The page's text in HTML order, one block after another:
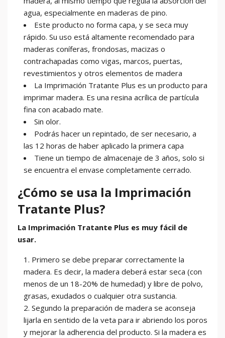
agua, especialmente en maderas de pino.
Este producto no forma capa, y se seca muy
rápido. Su uso está altamente recomendado para
maderas coníferas, frondosas, macizas o
contrachapadas como vigas, marcos, puertas,
revestimientos y otros elementos de madera
La Imprimación Tratante Plus es un producto para
imprimar madera. Es una resina acrílica de partícula
fina con acabado mate.
Sin olor.
Podrás hacer un repintado, de ser necesario, a
las 12 horas de haber aplicado la primera capa
Tiene un tiempo de almacenaje de 3 años, solo si
se encuentra el envase completamente cerrado.
¿Cómo se usa la Imprimación
Tratante Plus?
La Imprimación Tratante Plus es muy fácil de
usar.
Primero se debe preparar correctamente la
madera. Es decir, la madera deberá estar seca (con
menos de un 18-20% de humedad) y libre de polvo,
grasas, exudados o cualquier otra sustancia.
Segundo la preparación de madera se aconseja
lijarla en sentido de la veta para ir abriendo los poros
y mejorar la adherencia del producto. Si la madera es